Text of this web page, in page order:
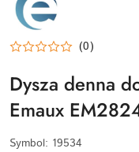
(0)
Dysza denna
Emaux
Symbol: 19534